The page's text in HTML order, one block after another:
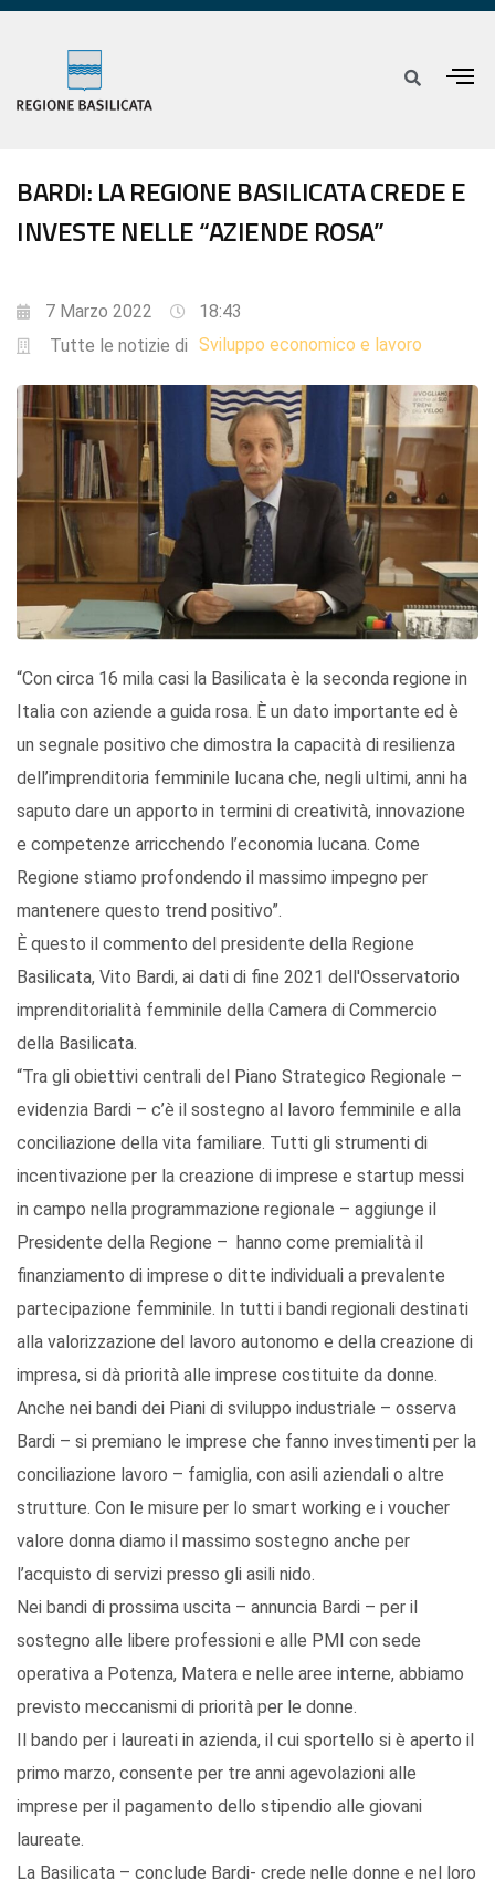
BARDI: LA REGIONE BASILICATA CREDE E
INVESTE NELLE “AZIENDE ROSA”
7 Marzo 2022
18:43
Tutte le notizie di Sviluppo economico e lavoro
“Con circa 16 mila casi la Basilicata è la seconda regione in
Italia con aziende a guida rosa. È un dato importante ed è
un segnale positivo che dimostra la capacità di resilienza
dell’imprenditoria femminile lucana che, negli ultimi, anni ha
saputo dare un apporto in termini di creatività, innovazione
e competenze arricchendo l’economia lucana. Come
Regione stiamo profondendo il massimo impegno per
mantenere questo trend positivo”.
È questo il commento del presidente della Regione
Basilicata, Vito Bardi, ai dati di fine 2021 dell'Osservatorio
imprenditorialità femminile della Camera di Commercio
della Basilicata.
“Tra gli obiettivi centrali del Piano Strategico Regionale –
evidenzia Bardi – c’è il sostegno al lavoro femminile e alla
conciliazione della vita familiare. Tutti gli strumenti di
incentivazione per la creazione di imprese e startup messi
in campo nella programmazione regionale – aggiunge il
Presidente della Regione – hanno come premialità il
finanziamento di imprese o ditte individuali a prevalente
partecipazione femminile. In tutti i bandi regionali destinati
alla valorizzazione del lavoro autonomo e della creazione di
impresa, si dà priorità alle imprese costituite da donne.
Anche nei bandi dei Piani di sviluppo industriale – osserva
Bardi – si premiano le imprese che fanno investimenti per la
conciliazione lavoro – famiglia, con asili aziendali o altre
strutture. Con le misure per lo smart working e i voucher
valore donna diamo il massimo sostegno anche per
l’acquisto di servizi presso gli asili nido.
Nei bandi di prossima uscita – annuncia Bardi – per il
sostegno alle libere professioni e alle PMI con sede
operativa a Potenza, Matera e nelle aree interne, abbiamo
previsto meccanismi di priorità per le donne.
Il bando per i laureati in azienda, il cui sportello si è aperto il
primo marzo, consente per tre anni agevolazioni alle
imprese per il pagamento dello stipendio alle giovani
laureate.
La Basilicata – conclude Bardi- crede nelle donne e nel loro